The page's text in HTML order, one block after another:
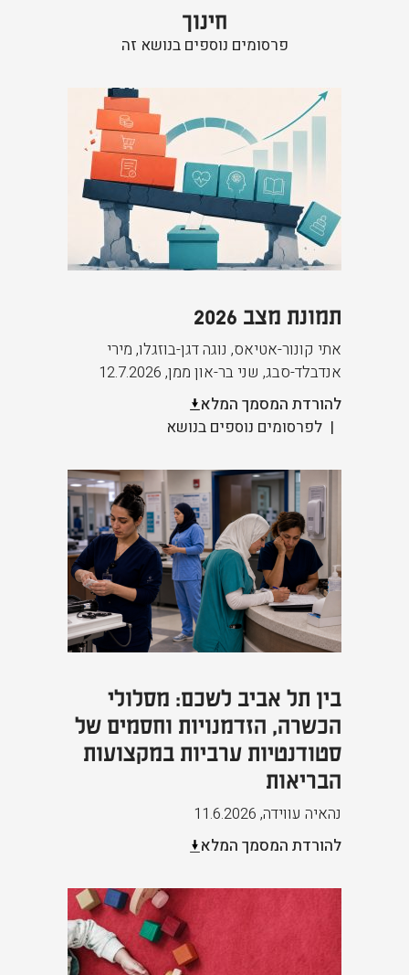
חינוך
פרסומים נוספים בנושא זה
תמונת מצב 2026
אתי קונור-אטיאס, נוגה דגן-בוזגלו, מירי
אנדבלד-סבג, שני בר-און ממן,
12.7.2026
להורדת המסמך המלא
לפרסומים נוספים בנושא
בין תל אביב לשכם: מסלולי
הכשרה, הזדמנויות וחסמים של
סטודנטיות ערביות במקצועות
הבריאות
נהאיה עווידה,
11.6.2026
להורדת המסמך המלא